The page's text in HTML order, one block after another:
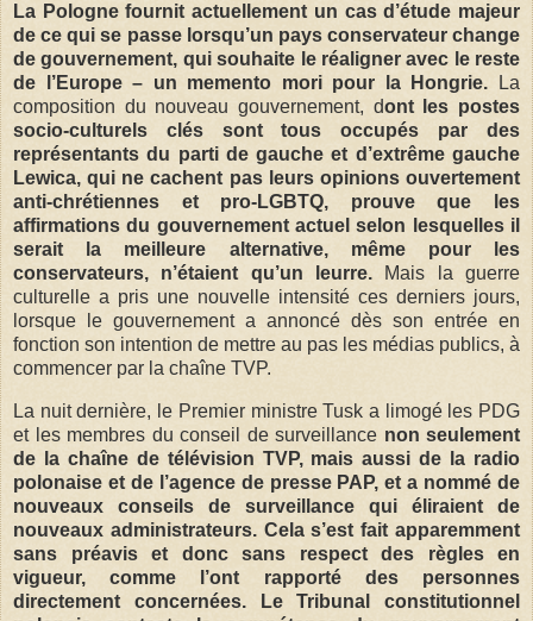
La Pologne fournit actuellement un cas d’étude majeur
de ce qui se passe lorsqu’un pays conservateur change
de gouvernement, qui souhaite le réaligner avec le reste
de l’Europe – un memento mori pour la Hongrie. La
composition du nouveau gouvernement, dont les postes
socio-culturels clés sont tous occupés par des
représentants du parti de gauche et d’extrême gauche
Lewica, qui ne cachent pas leurs opinions ouvertement
anti-chrétiennes et pro-LGBTQ, prouve que les
affirmations du gouvernement actuel selon lesquelles il
serait la meilleure alternative, même pour les
conservateurs, n’étaient qu’un leurre. Mais la guerre
culturelle a pris une nouvelle intensité ces derniers jours,
lorsque le gouvernement a annoncé dès son entrée en
fonction son intention de mettre au pas les médias publics, à
commencer par la chaîne TVP.
La nuit dernière, le Premier ministre Tusk a limogé les PDG
et les membres du conseil de surveillance non seulement
de la chaîne de télévision TVP, mais aussi de la radio
polonaise et de l’agence de presse PAP, et a nommé de
nouveaux conseils de surveillance qui éliraient de
nouveaux administrateurs. Cela s’est fait apparemment
sans préavis et donc sans respect des règles en
vigueur, comme l’ont rapporté des personnes
directement concernées. Le Tribunal constitutionnel